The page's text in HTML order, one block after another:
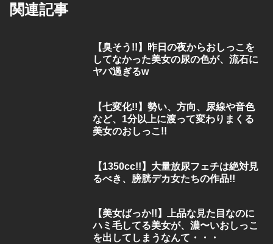
関連記事
【臭そう!!】昨日の夜からおしっこを
してなかった美女の尿の色が、流石に
ヤバ過ぎるw
【七変化!!】勢い、方向、尿線や音色
など、1分以上に渡って変わりまくる
美女のおしっこ!!
【1350cc!!】大量放尿フェチは絶対見
るべき、膀胱デカ女たちの作品!!
【美女ばっか!!】上品な見た目なのに
ハミ毛してる美女が、濃〜いおしっこ
を出してしまうなんて・・・